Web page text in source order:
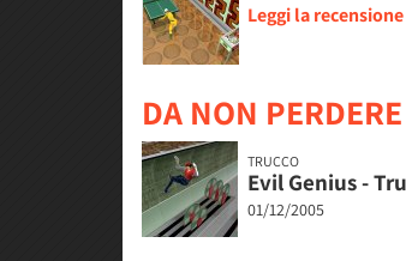
Leggi la
DA NON PERDERE
TRUCCO
Evil Genius -
01/12/2005